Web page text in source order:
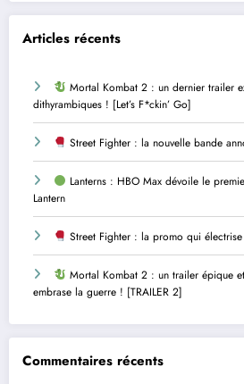
Articles récents
Mortal Kombat 2 : un dernier trailer
dithyrambiques ! [Let’s F*ckin’ Go]
Street Fighter : la nouvelle bande
Lanterns : HBO Max dévoile le
Lantern
Street Fighter : la promo qui
Mortal Kombat 2 : un trailer épique
embrase la guerre ! [TRAILER 2]
Commentaires récents